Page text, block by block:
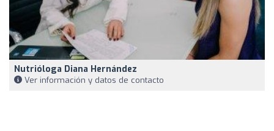
Nutrióloga Diana Hernández
Ver información y datos de contacto